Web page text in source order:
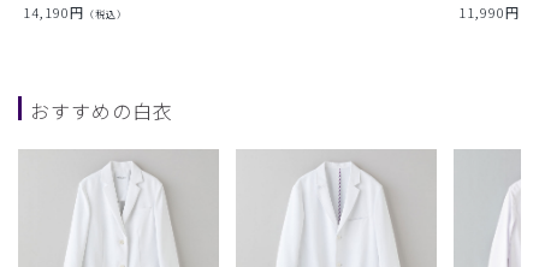
14,190円 （税込） 11,990円
おすすめの白衣